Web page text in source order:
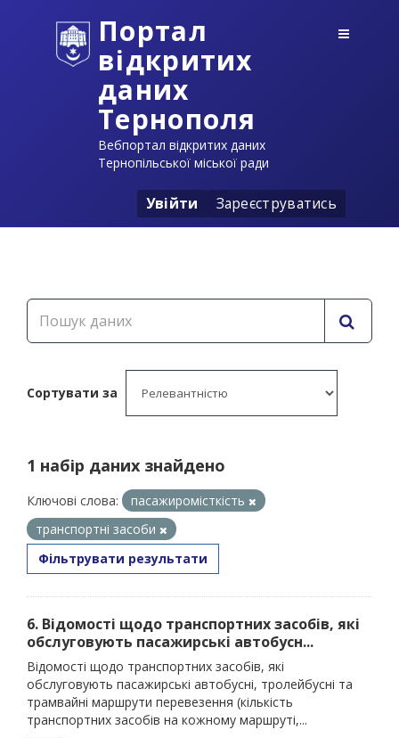
Портал
відкритих
даних
Тернополя
Вебпортал відкритих даних
Тернопільської міської ради
Увійти Зареєструватись
Сортувати за
1 набір даних знайдено
Ключові слова:
пасажиромісткість
транспортні засоби
Фільтрувати результати
6. Відомості щодо транспортних засобів, які
обслуговують пасажирські автобусн...
Відомості щодо транспортних засобів, які
обслуговують пасажирські автобусні, тролейбусні та
трамвайні маршрути перевезення (кількість
транспортних засобів на кожному маршруті,...